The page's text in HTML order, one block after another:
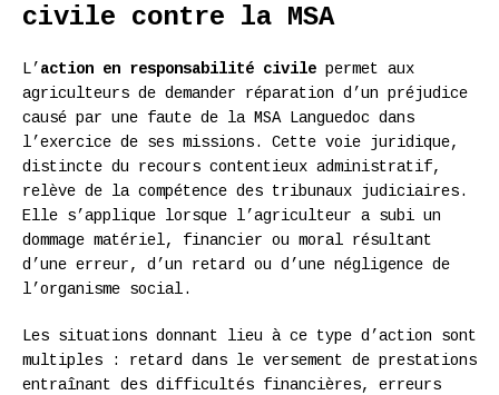
civile contre la MSA
L’ action en responsabilité civile permet aux
agriculteurs de demander réparation d’un préjudice
causé par une faute de la MSA Languedoc dans
l’exercice de ses missions. Cette voie juridique,
distincte du recours contentieux administratif,
relève de la compétence des tribunaux judiciaires.
Elle s’applique lorsque l’agriculteur a subi un
dommage matériel, financier ou moral résultant
d’une erreur, d’un retard ou d’une négligence de
l’organisme social.
Les situations donnant lieu à ce type d’action sont
multiples : retard dans le versement de prestations
entraînant des difficultés financières, erreurs